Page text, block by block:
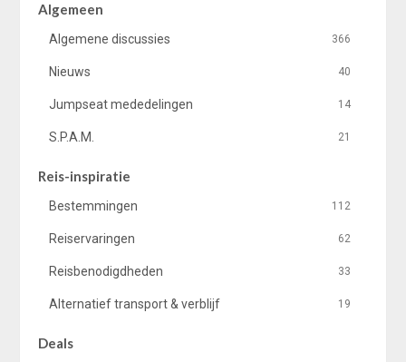
Algemeen
366
Algemene discussies
40
Nieuws
14
Jumpseat mededelingen
21
S.P.A.M.
Reis-inspiratie
112
Bestemmingen
62
Reiservaringen
33
Reisbenodigdheden
19
Alternatief transport & verblijf
Deals